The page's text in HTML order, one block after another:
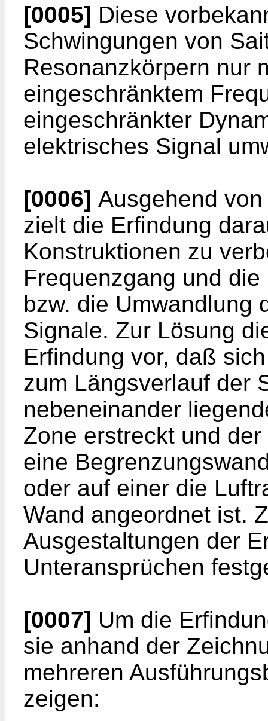
[0005] Diese
Schwingungen von
Resonanzkörpern nur
eingeschränktem
eingeschränkter
elektrisches Signal
[0006] Ausgehend
zielt die Erfindung
Konstruktionen zu
Frequenzgang und
bzw. die Umwandlung
Signale. Zur Lösung
Erfindung vor, daß
zum Längsverlauf der
nebeneinander
Zone erstreckt und
eine
oder auf einer die
Wand angeordnet ist.
Ausgestaltungen der
Unteransprüchen
[0007] Um die
sie anhand der
mehreren
zeigen: